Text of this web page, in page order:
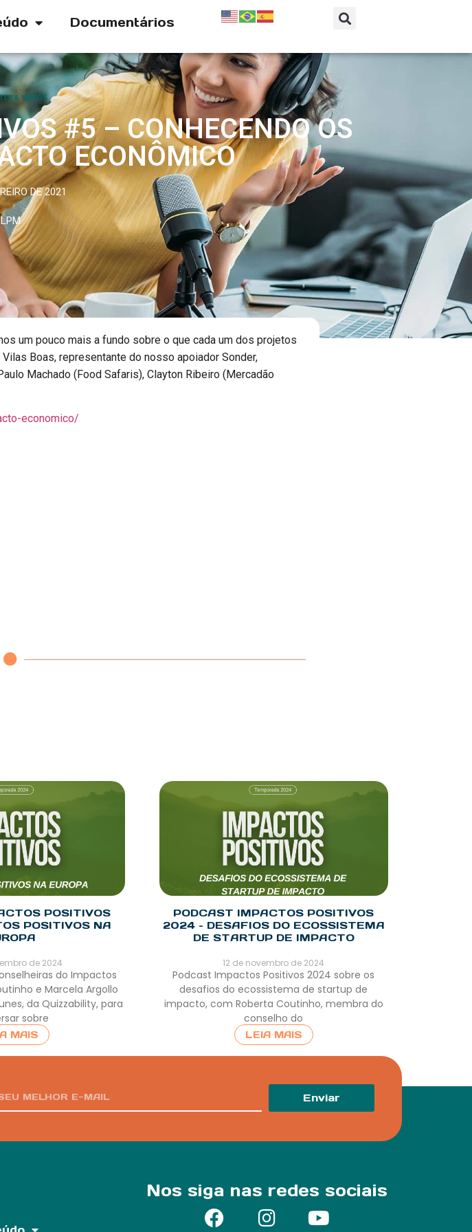
Documentários
& VÍDEOS
#5 – CONHECENDO OS
ECONÔMICO
DE 2021
LPM
um pouco mais a fundo sobre o que cada um dos projetos
Boas, representante do nosso apoiador Sonder,
Machado (Food Safaris), Clayton Ribeiro (Mercadão
economico/
POSITIVOS
POSITIVOS NA
de 2024
do Impactos
e Marcela Argollo
da Quizzability, para
sobre
MAIS
PODCAST IMPACTOS POSITIVOS
2024 – DESAFIOS DO ECOSSISTEMA
DE STARTUP DE IMPACTO
12 de novembro de 2024
Podcast Impactos Positivos 2024 sobre os
desafios do ecossistema de startup de
impacto, com Roberta Coutinho, membra do
conselho do
LEIA MAIS
Enviar
Nos siga nas redes sociais